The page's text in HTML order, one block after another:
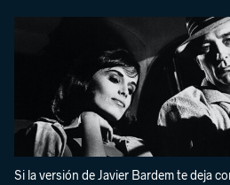
Si la versión de Javier Bardem te deja